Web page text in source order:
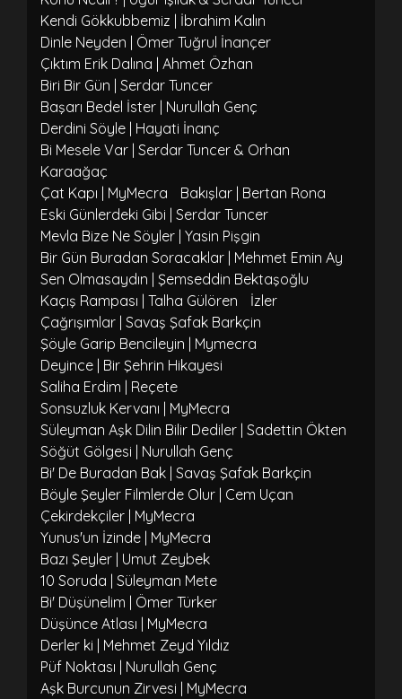
Kendi Gökkubbemiz | İbrahim Kalın
Dinle Neyden | Ömer Tuğrul İnançer
Çıktım Erik Dalına | Ahmet Özhan
Biri Bir Gün | Serdar Tuncer
Başarı Bedel İster | Nurullah Genç
Derdini Söyle | Hayati İnanç
Bi Mesele Var | Serdar Tuncer & Orhan
Karaağaç
Çat Kapı | MyMecra
Bakışlar | Bertan Rona
Eski Günlerdeki Gibi | Serdar Tuncer
Mevla Bize Ne Söyler | Yasin Pişgin
Bir Gün Buradan Soracaklar | Mehmet Emin Ay
Sen Olmasaydın | Şemseddin Bektaşoğlu
Kaçış Rampası | Talha Gülören
İzler
Çağrışımlar | Savaş Şafak Barkçin
Şöyle Garip Bencileyin | Mymecra
Deyince | Bir Şehrin Hikayesi
Saliha Erdim | Reçete
Sonsuzluk Kervanı | MyMecra
Süleyman Aşk Dilin Bilir Dediler | Sadettin Ökten
Söğüt Gölgesi | Nurullah Genç
Bi' De Buradan Bak | Savaş Şafak Barkçin
Böyle Şeyler Filmlerde Olur | Cem Uçan
Çekirdekçiler | MyMecra
Yunus'un İzinde | MyMecra
Bazı Şeyler | Umut Zeybek
10 Soruda | Süleyman Mete
Bi' Düşünelim | Ömer Türker
Düşünce Atlası | MyMecra
Derler ki | Mehmet Zeyd Yıldız
Püf Noktası | Nurullah Genç
Aşk Burcunun Zirvesi | MyMecra